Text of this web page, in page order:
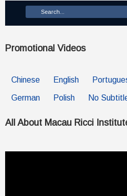
Promotional Videos
Chinese English
German Polish No
All About Macau Ricci